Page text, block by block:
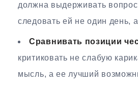
должна выдерживать
следовать ей не один день,
Сравнивать позиции
критиковать не слабую
мысль, а ее лучший